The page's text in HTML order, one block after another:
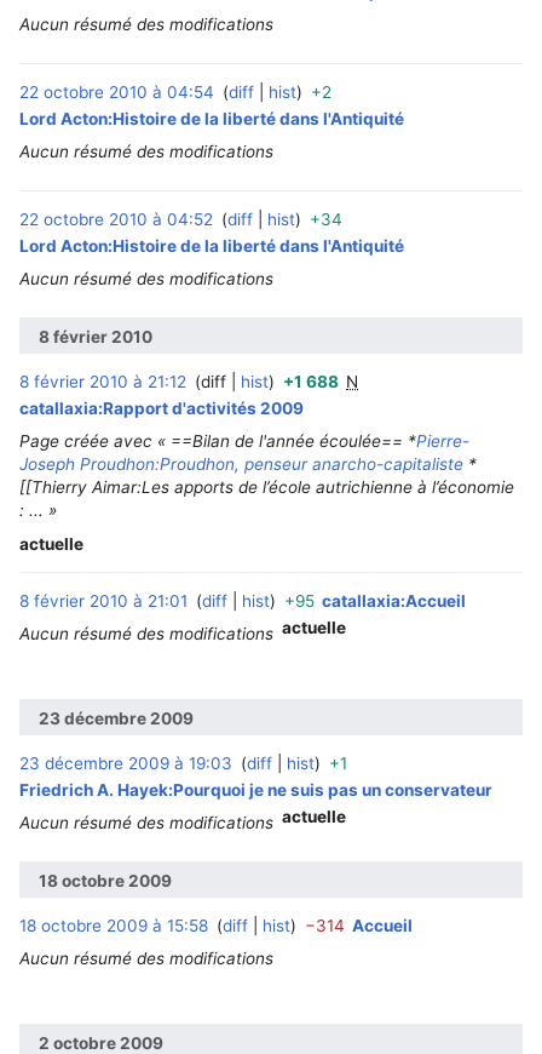
Aucun résumé des modifications
22 octobre 2010 à 04:54 diff hist +2
Lord Acton:Histoire de la liberté dans l'Antiquité
Aucun résumé des modifications
22 octobre 2010 à 04:52 diff hist +34
Lord Acton:Histoire de la liberté dans l'Antiquité
Aucun résumé des modifications
8 février 2010
8 février 2010 à 21:12 diff hist +1 688 N
catallaxia:Rapport d'activités 2009
Page créée avec « ==Bilan de l'année écoulée== *Pierre-
Joseph Proudhon:Proudhon, penseur anarcho-capitaliste *
[[Thierry Aimar:Les apports de l’école autrichienne à l’économie
: ... »
actuelle
8 février 2010 à 21:01 diff hist +95 catallaxia:Accueil
Aucun résumé des modifications actuelle
23 décembre 2009
23 décembre 2009 à 19:03 diff hist +1
Friedrich A. Hayek:Pourquoi je ne suis pas un conservateur
Aucun résumé des modifications actuelle
18 octobre 2009
18 octobre 2009 à 15:58 diff hist −314 Accueil
Aucun résumé des modifications
2 octobre 2009